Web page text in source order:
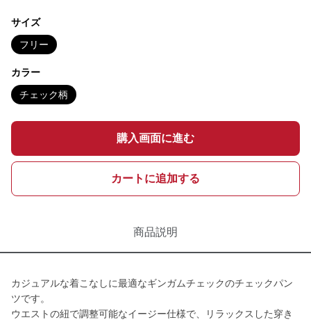
サイズ
フリー
カラー
チェック柄
購入画面に進む
カートに追加する
商品説明
カジュアルな着こなしに最適なギンガムチェックのチェックパン
ツです。
ウエストの紐で調整可能なイージー仕様で、リラックスした穿き